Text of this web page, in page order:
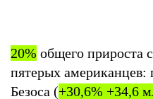
20% общего прироста
пятерых
Безоса (+30,6% +34,6